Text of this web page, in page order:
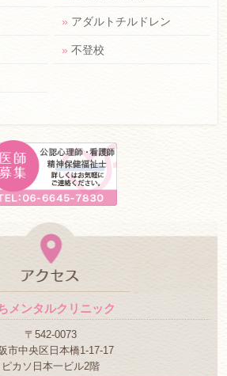
» アダルトチルドレン
» 不登校
メンタルクリニック
〒542-0073
市中央区日本橋1-17-17
ピカソ日本一ビル2階